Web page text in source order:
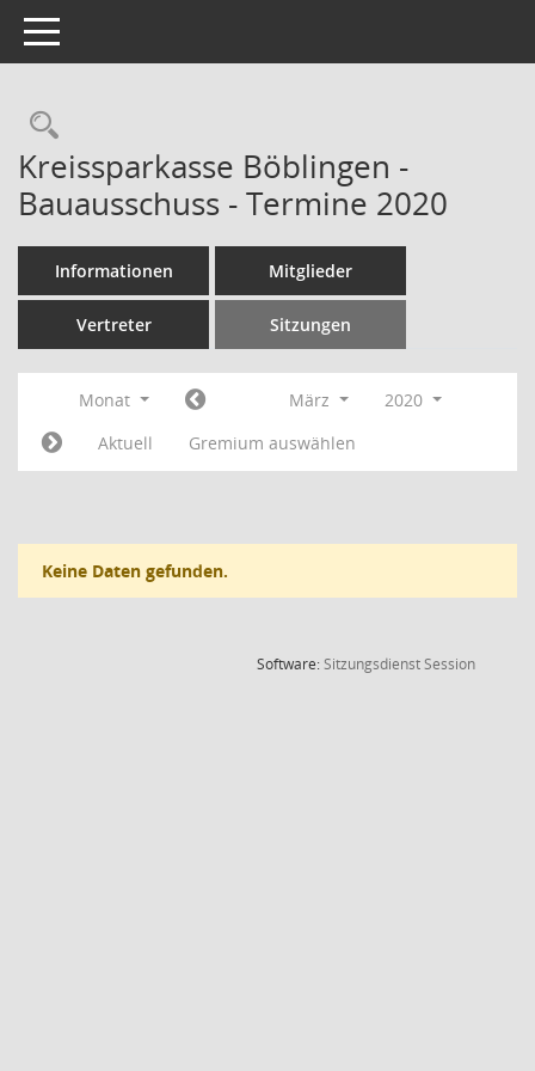
Toggle navigation
Rechercheauswahl
Kreissparkasse Böblingen -
Bauausschuss - Termine 2020
Informationen Mitglieder
Vertreter Sitzungen
Monat März
2020
Aktuell
Gremium auswählen
Keine Daten gefunden.
Software:SitzungsdienstSession(Wird in